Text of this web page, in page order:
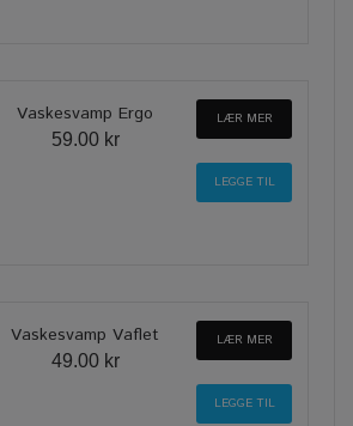
Vaskesvamp Ergo
59.00 kr
LÆR MER
Vaskesvamp Vaflet
49.00 kr
LÆR MER